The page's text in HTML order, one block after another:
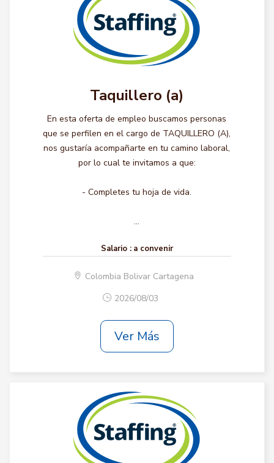
Taquillero (a)
En esta oferta de empleo buscamos personas
que se perfilen en el cargo de TAQUILLERO (A),
nos gustaría acompañarte en tu camino laboral,
por lo cual te invitamos a que:
- Completes tu hoja de vida.
...
Salario : a convenir
Colombia Bolivar Cartagena
2026/08/03
Ver Más